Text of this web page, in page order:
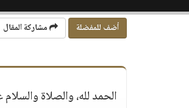
أضف للمفضلة مشاركة المقال
الحمد لله، والصلاة